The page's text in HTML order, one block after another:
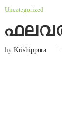
Uncategorized
by Krishippura